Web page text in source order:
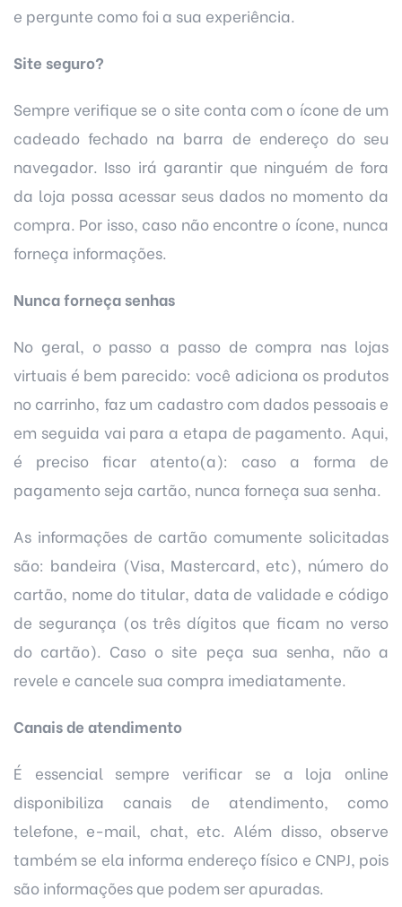
e pergunte como foi a sua experiência.
Site seguro?
Sempre verifique se o site conta com o ícone de um
cadeado fechado na barra de endereço do seu
navegador. Isso irá garantir que ninguém de fora
da loja possa acessar seus dados no momento da
compra. Por isso, caso não encontre o ícone, nunca
forneça informações.
Nunca forneça senhas
No geral, o passo a passo de compra nas lojas
virtuais é bem parecido: você adiciona os produtos
no carrinho, faz um cadastro com dados pessoais e
em seguida vai para a etapa de pagamento. Aqui,
é preciso ficar atento(a): caso a forma de
pagamento seja cartão, nunca forneça sua senha.
As informações de cartão comumente solicitadas
são: bandeira (Visa, Mastercard, etc), número do
cartão, nome do titular, data de validade e código
de segurança (os três dígitos que ficam no verso
do cartão). Caso o site peça sua senha, não a
revele e cancele sua compra imediatamente.
Canais de atendimento
É essencial sempre verificar se a loja online
disponibiliza canais de atendimento, como
telefone, e-mail, chat, etc. Além disso, observe
também se ela informa endereço físico e CNPJ, pois
são informações que podem ser apuradas.